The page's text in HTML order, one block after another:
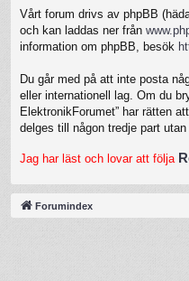
Vårt forum drivs av phpBB
och kan laddas ner från
information om phpBB, besök
Du går med på att inte posta
eller internationell lag. Om du
ElektronikForumet” har rätten
delges till någon tredje part
Jag har läst och lovar att följa
Forumindex